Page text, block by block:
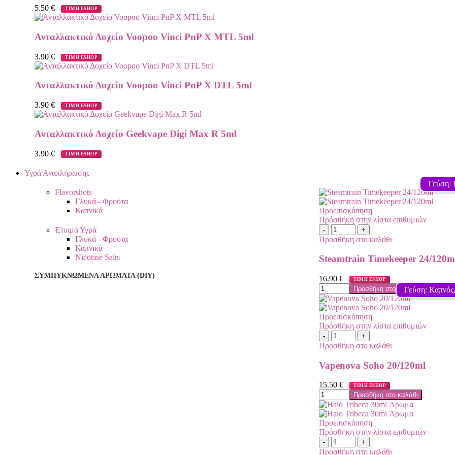
5.50 € ΤΙΜΗ ESHOP
Ανταλλακτικό Δοχείο Voopoo Vinci PnP X MTL 5ml
3.90 € ΤΙΜΗ ESHOP
Ανταλλακτικό Δοχείο Voopoo Vinci PnP X DTL 5ml
3.90 € ΤΙΜΗ ESHOP
Ανταλλακτικό Δοχείο Geekvape Digi Max R 5ml
3.90 € ΤΙΜΗ ESHOP
Υγρά Αναπλήρωσης
Flavorshots
Γλυκά - Φρούτα
Καπνικά
Έτοιμα Υγρά
Γλυκά - Φρούτα
Καπνικά
Nicotine Salts
ΣΥΜΠΥΚΝΩΜΈΝΑ ΑΡΏΜΑΤΑ (DIY)
Γεύση:
Προεπισκόπηση
Πρόσθήκη στην λίστα επιθυμιών
Προσθήκη στο καλάθι
Steamtrain Timekeeper 24/
16.90 € ΤΙΜΗ ESHOP
Προσθήκη στο καλάθι
Γεύση:
Προεπισκόπηση
Πρόσθήκη στην λίστα επιθυμιών
Προσθήκη στο καλάθι
Vapenova Soho 20/120ml
15.50 € ΤΙΜΗ ESHOP
Προσθήκη στο καλάθι
Προεπισκόπηση
Πρόσθήκη στην λίστα επιθυμιών
Προσθήκη στο καλάθι